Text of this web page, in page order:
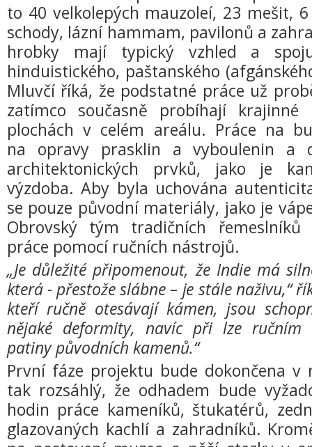
to 40 velkolepých mauzoleí, 23 mešit,
schody, lázní hammam, pavilonů a
hrobky mají typický vzhled a
hinduistického, paštanského
Mluvčí říká, že podstatné práce už
zatímco současně probíhají
plochách v celém areálu. Práce na
na opravy prasklin a vyboulenin a
architektonických prvků, jako je
výzdoba. Aby byla uchována
se pouze původní materiály, jako je
Obrovský tým tradičních řemeslníků
práce pomocí ručních nástrojů.
„Je důležité připomenout, že Indie má
která - přestože slábne – je stále naživu,“
kteří ručně otesávají kámen, jsou
nějaké deformity, navíc při lze ručním
patiny původních kamenů.“
První fáze projektu bude dokončena v
tak rozsáhlý, že odhadem bude
hodin práce kameníků, štukatérů,
glazovaných kachlí a zahradníků.